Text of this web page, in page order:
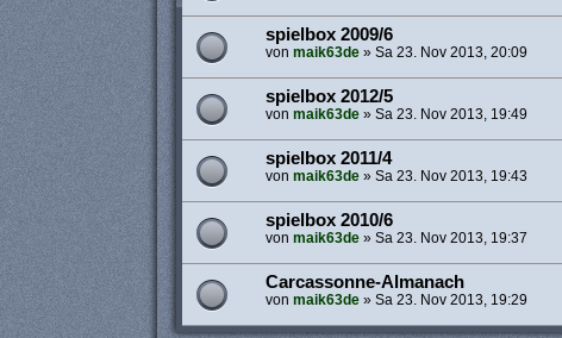
spielbox 2009/6
von maik63de» Sa 23. Nov 2013, 20:09
spielbox 2012/5
von maik63de» Sa 23. Nov 2013, 19:49
spielbox 2011/4
von maik63de» Sa 23. Nov 2013, 19:43
spielbox 2010/6
von maik63de» Sa 23. Nov 2013, 19:37
Carcassonne-Almanach
von maik63de» Sa 23. Nov 2013, 19:29